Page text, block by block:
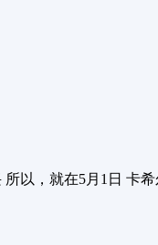
以，就在5月1日 卡希